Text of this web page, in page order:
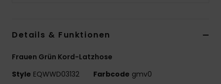
Details & Funktionen
Frauen Grün Kord-Latzhose
Style EQWWD03132 Farbcode gmv0